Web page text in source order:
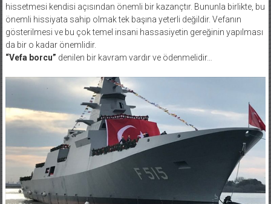
hissetmesi kendisi açısından önemli bir kazançtır. Bununla birlikte, bu
önemli hissiyata sahip olmak tek başına yeterli değildir. Vefanın
gösterilmesi ve bu çok temel insani hassasiyetin gereğinin yapılması
da bir o kadar önemlidir.
“Vefa borcu” denilen bir kavram vardır ve ödenmelidir…